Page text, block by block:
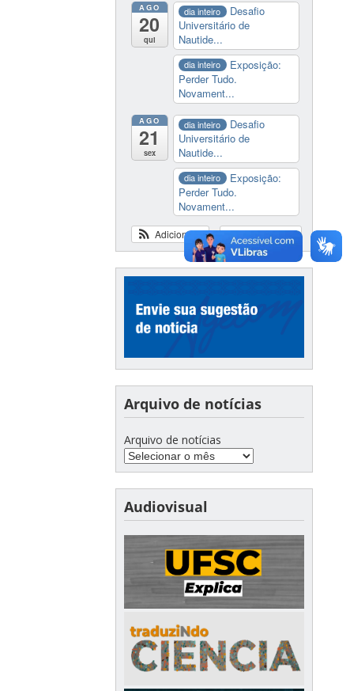
AGO
20
qui
dia inteiro
Desafio
Universitário de
Nautide...
dia inteiro
Exposição:
Perder Tudo.
Novament...
AGO
21
sex
dia inteiro
Desafio
Universitário de
Nautide...
dia inteiro
Exposição:
Perder Tudo.
Novament...
Ver calendário
Adicionar
Arquivo de notícias
Arquivo de notícias
Audiovisual